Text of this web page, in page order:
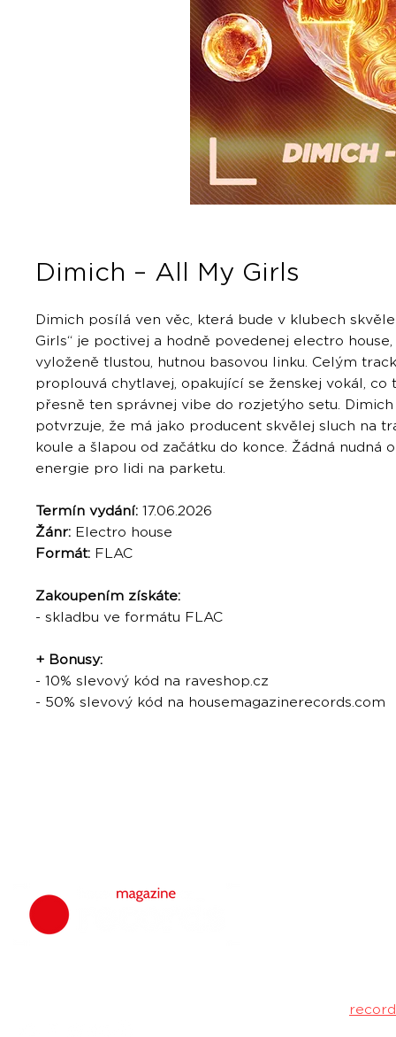
Dimich – All My Girls
Dimich posílá ven věc, která bude v klubech
Girls“ je poctivej a hodně povedenej electro
vyloženě tlustou, hutnou basovou linku. Celým
proplouvá chytlavej, opakující se ženskej vokál, co
přesně ten správnej vibe do rozjetýho setu.
potvrzuje, že má jako producent skvělej sluch na
koule a šlapou od začátku do konce. Žádná nudná
energie pro lidi na parketu.
Termín vydání: 17.06.2026
Žánr: Electro house
Formát: FLAC
Zakoupením získáte:
- skladbu ve formátu FLAC
+ Bonusy:
- 10% slevový kód na raveshop.cz
- 50% slevový kód na housemagazinerecords.com